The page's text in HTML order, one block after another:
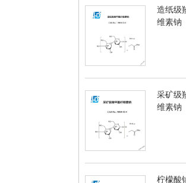
造纸级
维素钠
采矿级
维素钠
柠檬酸